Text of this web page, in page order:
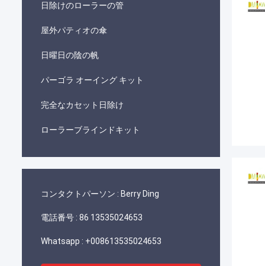
日除けのローラーの管
屋外パティオの傘
日曜日の陰の帆
パーゴラ オーイング キット
完全なカセット日除け
ローラーブラインドキット
コンタクトパーソン : Berry Ding
電話番号 : 86 13535024653
Whatsapp : +008613535024653